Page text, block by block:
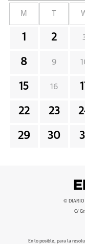
M
1 2
8 9
15 16
22 23
29 30
© DIARIO
C/
En lo posible, para la